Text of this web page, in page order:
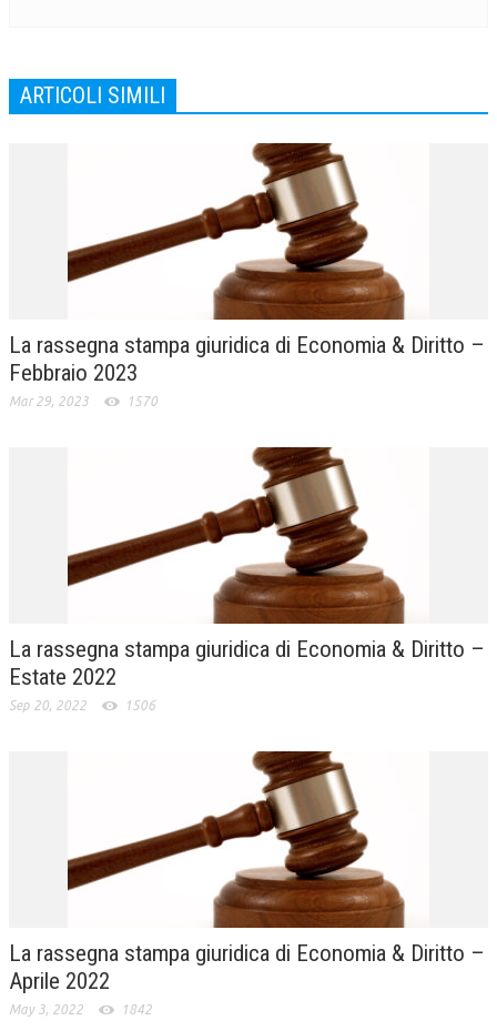
ARTICOLI SIMILI
La rassegna stampa giuridica di Economia & Diritto –
Febbraio 2023
Mar 29, 2023 1570
La rassegna stampa giuridica di Economia & Diritto –
Estate 2022
Sep 20, 2022 1506
La rassegna stampa giuridica di Economia & Diritto –
Aprile 2022
May 3, 2022 1842